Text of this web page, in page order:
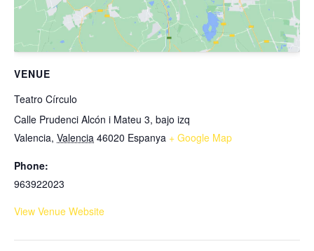
VENUE
Teatro Círculo
Calle Prudenci Alcón i Mateu 3, bajo izq
Valencia, Valencia 46020 Espanya + Google Map
Phone:
963922023
View Venue Website